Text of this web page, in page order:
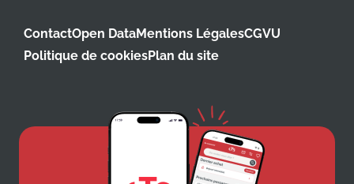
ContactOpen DataMentions LégalesCGVU
Politique de cookiesPlan du site